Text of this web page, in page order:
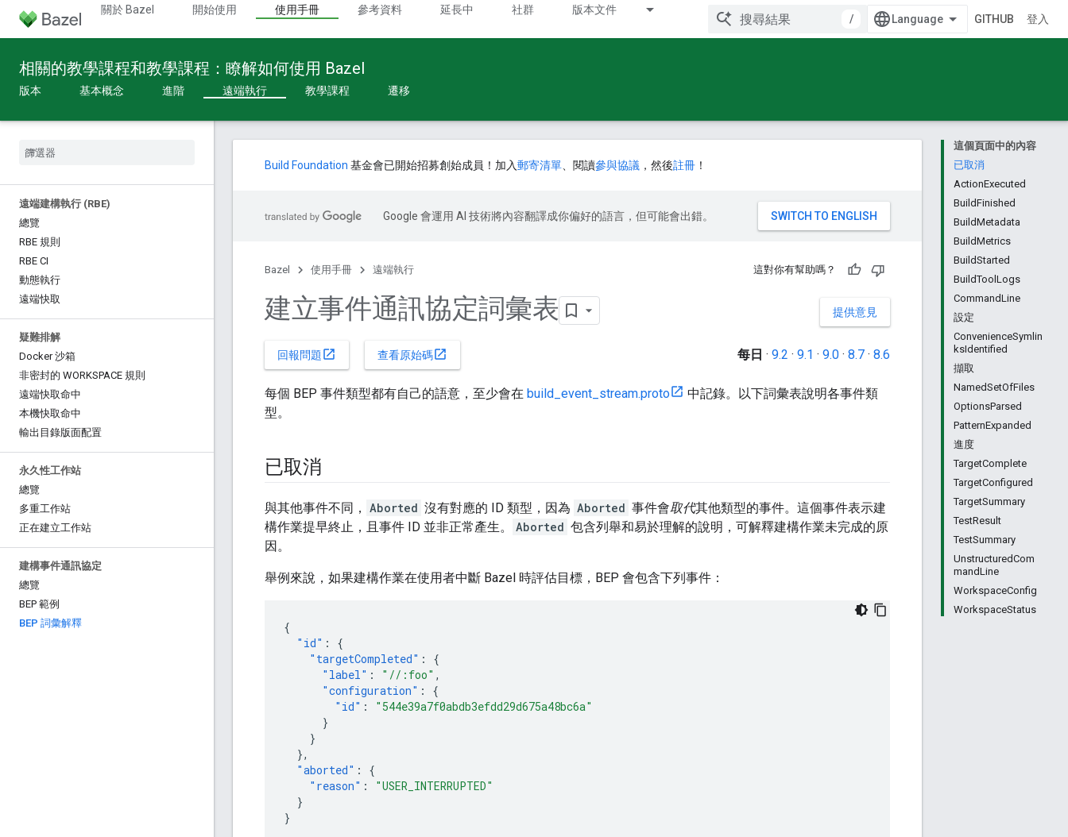
關於 Bazel 開始使用 使用手冊 參考資料 延長中 社群 版本文件
/ GITHUB 登入
相關的教學課程和教學課程：瞭解如何使用 Bazel
版本 基本概念 進階 遠端執行 教學課程 遷移
遠端建構執行 (RBE)
總覽
RBE 規則
RBE CI
動態執行
遠端快取
疑難排解
Docker 沙箱
非密封的 WORKSPACE 規則
遠端快取命中
本機快取命中
輸出目錄版面配置
永久性工作站
總覽
多重工作站
正在建立工作站
建構事件通訊協定
總覽
BEP 範例
BEP 詞彙解釋
這個頁面中的內容
已取消
ActionExecuted
BuildFinished
BuildMetadata
BuildMetrics
BuildStarted
BuildToolLogs
CommandLine
設定
ConvenienceSymlin
ksIdentified
擷取
NamedSetOfFiles
OptionsParsed
PatternExpanded
進度
TargetComplete
TargetConfigured
TargetSummary
TestResult
TestSummary
UnstructuredCom
mandLine
WorkspaceConfig
WorkspaceStatus
Build Foundation 基金會已開始招募創始成員！加入郵寄清單 、閱讀參與協議 ，然後註冊 ！
Google 會運用 AI 技術將內容翻譯成你偏好的語言，但可能會出錯。
Bazel 使用手冊 遠端執行 這對你有幫助嗎？
提供意見
建立事件通訊協定詞彙表
回報問題 open_in_new 查看原始碼open_in_new 每日 · 9.2 · 9.1 · 9.0 · 8.7 · 8.6
每個 BEP 事件類型都有自己的語意，至少會在 build_event_stream.proto
中記錄。以下詞彙表說明各事件類
型。
已取消
與其他事件不同， Aborted 沒有對應的 ID 類型，因為 Aborted 事件會取代其他類型的事件。這個事件表示建
構作業提早終止，且事件 ID 並非正常產生。
Aborted 包含列舉和易於理解的說明，可解釋建構作業未完成的原
因。
舉例來說，如果建構作業在使用者中斷 Bazel 時評估目標，BEP 會包含下列事件：
{
"id" :
{
"targetCompleted" :
{
"label" : "//:foo" ,
"configuration" :
{
"id" :
"544e39a7f0abdb3efdd29d675a48bc6a"
}
}
},
"aborted" :
{
"reason" :
"USER_INTERRUPTED"
}
}